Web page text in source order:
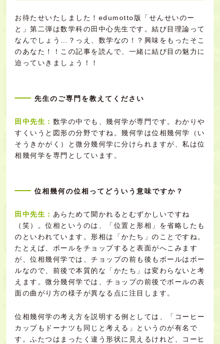
お待たせいたしました！edumotto版「せんせいのー
と」第二弾は数学科の田中心先生です。結び目理論って
なんでしょう…？っえ、数学なの！？興味をもったそこ
のあなた！！この記事を読んで、一緒に結び目の魅力に
迫っていきましょう！！
先生のご専門を教えてください
田中先生： 数学の中でも、幾何学が専門です。わかりや
すくいうと図形の分野ですね。幾何学は位相幾何学（い
そうきかがく）と微分幾何学に分けられますが、私は位
相幾何学を専門としています。
位相幾何の位相ってどういう意味ですか？
田中先生： あらためて聞かれるとむずかしいですね
（笑）。位相というのは、「位置と形相」を省略したも
のといわれています。形相は「かたち」のことですね。
たとえば、ボールをチョップすると表面がへこみます
が、位相幾何学では、チョップの前も後もボールはボー
ルなので、前後で本質的な「かたち」は変わらないと考
えます。微分幾何学では、チョップの前後でボールの表
面の曲がり方の様子が異なる点に注目します。
位相幾何学の考え方を説明する例としては、「コーヒー
カップもドーナツも同じと考える」というのが有名で
す。ふたつはまったく違う形状に見えるけれど、コーヒ